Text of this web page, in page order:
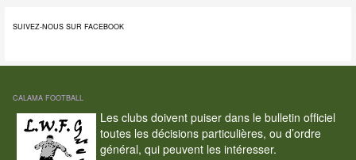
SUIVEZ-NOUS SUR FACEBOOK
CALAMA FOOTBALL
Les clubs doivent puiser dans le bulletin officiel
toutes les décisions particulières, ou d’ordre
général, qui peuvent les intéresser.